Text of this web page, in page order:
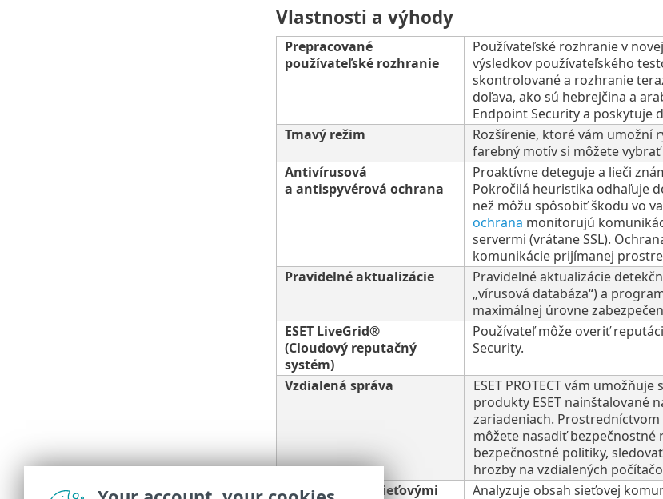
Vlastnosti a výhody
Prepracované
používateľské rozhranie
Používateľské rozhranie v
výsledkov používateľského
skontrolované a rozhranie
doľava, ako sú hebrejčina a
Endpoint Security a poskytuje
Tmavý režim
Rozšírenie, ktoré vám umožní
farebný motív si môžete vybrať
Antivírusová
a antispyvérová ochrana
Proaktívne deteguje a lieči
Pokročilá heuristika odhaľuje
než môžu spôsobiť škodu vo
ochrana monitorujú
servermi (vrátane SSL).
komunikácie prijímanej
Pravidelné aktualizácie
Pravidelné aktualizácie
„vírusová databáza“) a
maximálnej úrovne
ESET LiveGrid®
(Cloudový reputačný
systém)
Používateľ môže overiť
Security.
Vzdialená správa
ESET PROTECT vám
produkty ESET nainštalované
zariadeniach. Prostredníctvom
môžete nasadiť bezpečnostné
bezpečnostné politiky,
hrozby na vzdialených
Ochrana pred sieťovými
Analyzuje obsah sieťovej